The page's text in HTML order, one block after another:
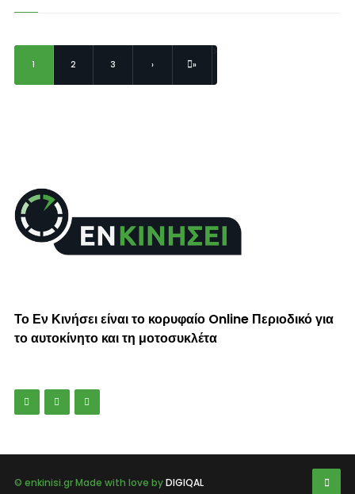
1 2 3
>
› »
Το Εν Κινήσει είναι το κορυφαίο Online Περιοδικό για
το αυτοκίνητο και τη μοτοσυκλέτα
© enkinisi.gr Made with love byDIGIQAL